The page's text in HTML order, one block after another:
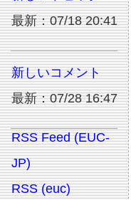
最新：07/18 20:41
新しいコメント
最新：07/28 16:47
RSS Feed (EUC-
JP)
RSS (euc)